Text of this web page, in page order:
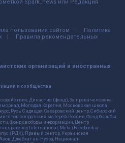
Spark_news или Редакция
пользования сайтом
Политика
Правила рекомендательных
организаций и иностранных
и сообщества
Династия (фонд), За права человека,
Молодая Карелия, Московская школа
Русь Сидящая, Сахаровский центр, Сибирский
солдатских матерей России, Фонд борьбы
Фонд свободы информации, Центр
International, Meta (Facebook и
(РДК), Правый сектор, Украинская
Джебхат ан-Нусра, Национал-